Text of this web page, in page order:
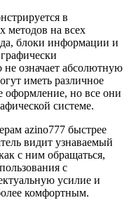
в
методов на всех
блоки информации и
не означает абсолютную
иметь различное
оформление, но все они
системе.
azino777 быстрее
видит узнаваемый
с ним обращаться,
с
усилие и
комфортным.